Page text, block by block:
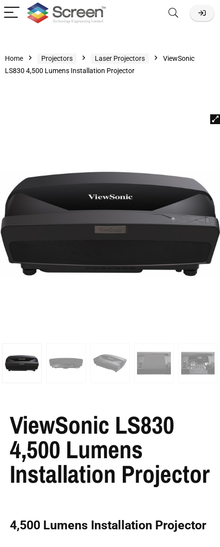
Home Projectors Laser Projectors
ViewSonic
LS830 4,500 Lumens Installation Projector
ViewSonic LS830
4,500 Lumens
Installation Projector
4,500 Lumens Installation Projector